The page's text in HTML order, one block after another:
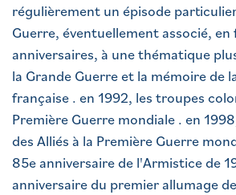
régulièrement un épisode
Guerre, éventuellement associé,
anniversaires, à une thématique
la Grande Guerre et la mémoire de
française . en 1992, les troupes
Première Guerre mondiale . en
des Alliés à la Première Guerre
85e anniversaire de l'Armistice de
anniversaire du premier allumage